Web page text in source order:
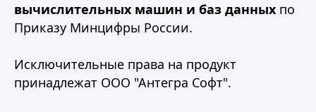
вычислительных машин и баз данных по
Приказу Минцифры России.
Исключительные права на продукт
принадлежат ООО "Антегра Софт".